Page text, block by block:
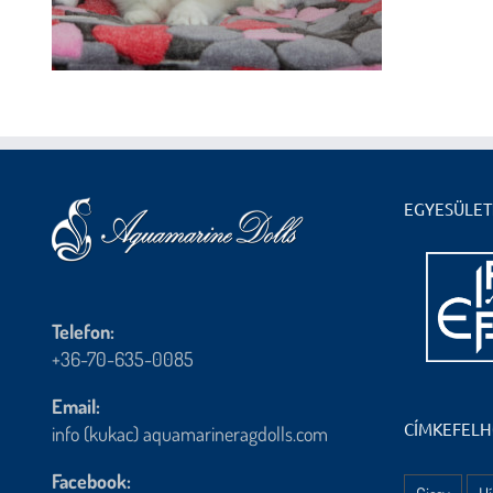
Telefon:
+36-70-635-0085
Email:
info (kukac) aquamarineragdolls.com
Facebook: